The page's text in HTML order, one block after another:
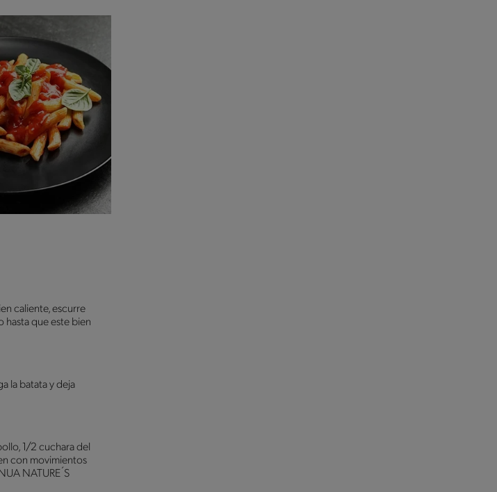
caliente, escurre
hasta que este bien
la batata y deja
1/2 cuchara del
con movimientos
NATURE´S